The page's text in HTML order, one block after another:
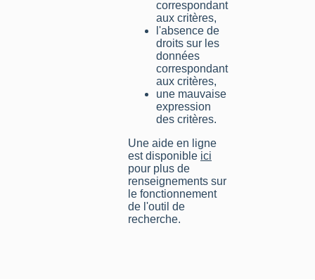
correspondant
aux critères,
l'absence de
droits sur les
données
correspondant
aux critères,
une mauvaise
expression
des critères.
Une aide en ligne
est disponible ici
pour plus de
renseignements sur
le fonctionnement
de l'outil de
recherche.